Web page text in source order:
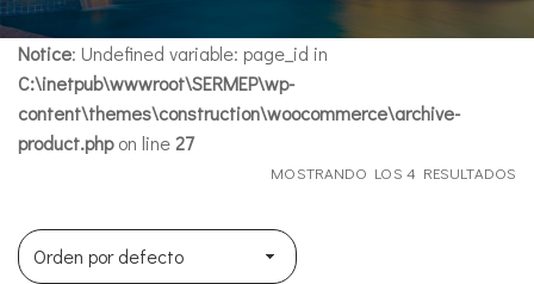
Notice: Undefined variable: page_id in
C:\inetpub\wwwroot\SERMEP\wp-
content\themes\construction\woocommerce\archive-
product.phpon line27
MOSTRANDO LOS 4 RESULTADOS